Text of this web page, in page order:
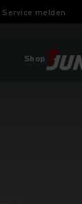
Service melden
Shop